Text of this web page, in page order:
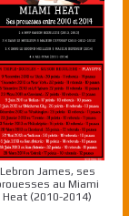
Lebron James, ses
au Miami
Heat (2010-2014)